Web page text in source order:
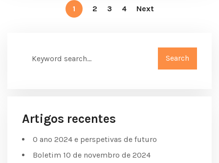
1 2 3 4 Next
Artigos recentes
O ano 2024 e perspetivas de futuro
Boletim 10 de novembro de 2024